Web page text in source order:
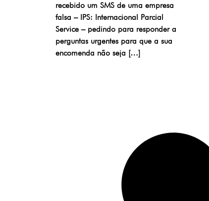
recebido um SMS de uma empresa
falsa – IPS: Internacional Parcial
Service – pedindo para responder a
perguntas urgentes para que a sua
encomenda não seja […]